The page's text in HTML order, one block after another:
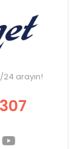
24 arayın!